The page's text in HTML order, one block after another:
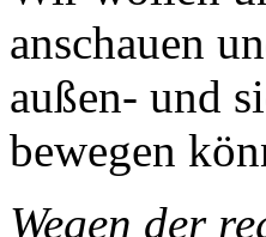
anschauen
außen- und
bewegen
Wegen der